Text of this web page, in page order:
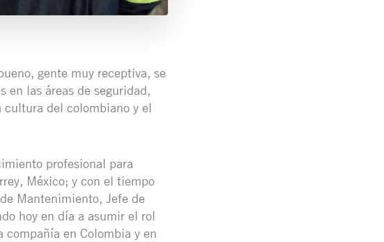
gente muy receptiva, se
en las áreas de seguridad,
del colombiano y el
profesional para
México; y con el tiempo
Mantenimiento, Jefe de
hoy en día a asumir el rol
en Colombia y en